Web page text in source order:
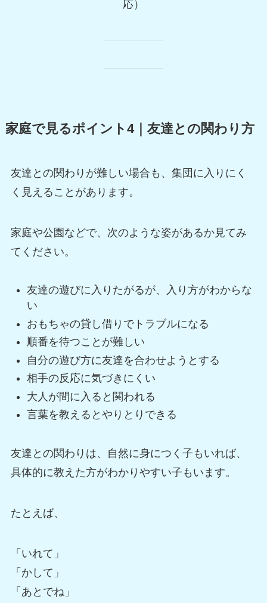
応）
家庭で見るポイント4｜友達との関わり方
友達との関わりが難しい場合も、集団に入りにく
く見えることがあります。
家庭や公園などで、次のような姿があるか見てみ
てください。
友達の遊びに入りたがるが、入り方がわからな
い
おもちゃの貸し借りでトラブルになる
順番を待つことが難しい
自分の遊び方に友達を合わせようとする
相手の反応に気づきにくい
大人が間に入ると関われる
言葉を教えるとやりとりできる
友達との関わりは、自然に身につく子もいれば、
具体的に教えた方がわかりやすい子もいます。
たとえば、
「いれて」
「かして」
「あとでね」